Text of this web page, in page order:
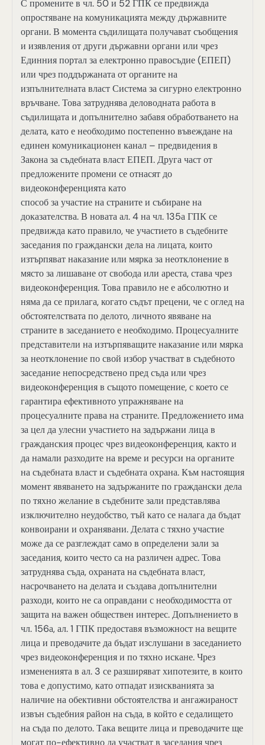
С промените в чл. 50 и 52 ГПК се предвижда
опростяване на комуникацията между държавните
органи. В момента съдилищата получават съобщения
и изявления от други държавни органи или чрез
Единния портал за електронно правосъдие (ЕПЕП)
или чрез поддържаната от органите на
изпълнителната власт Система за сигурно електронно
връчване. Това затруднява деловодната работа в
съдилищата и допълнително забавя обработването на
делата, като е необходимо постепенно въвеждане на
единен комуникационен канал – предвидения в
Закона за съдебната власт ЕПЕП. Друга част от
предложените промени се отнасят до
видеоконференцията като
способ за участие на страните и събиране на
доказателства. В новата ал. 4 на чл. 135а ГПК се
предвижда като правило, че участието в съдебните
заседания по граждански дела на лицата, които
изтърпяват наказание или мярка за неотклонение в
място за лишаване от свобода или ареста, става чрез
видеоконференция. Това правило не е абсолютно и
няма да се прилага, когато съдът прецени, че с оглед на
обстоятелствата по делото, личното явяване на
страните в заседанието е необходимо. Процесуалните
представители на изтърпяващите наказание или мярка
за неотклонение по свой избор участват в съдебното
заседание непосредствено пред съда или чрез
видеоконференция в същото помещение, с което се
гарантира ефективното упражняване на
процесуалните права на страните. Предложението има
за цел да улесни участието на задържани лица в
гражданския процес чрез видеоконференция, както и
да намали разходите на време и ресурси на органите
на съдебната власт и съдебната охрана. Към настоящия
момент явяването на задържаните по граждански дела
по тяхно желание в съдебните зали представлява
изключително неудобство, тъй като се налага да бъдат
конвоирани и охранявани. Делата с тяхно участие
може да се разглеждат само в определени зали за
заседания, които често са на различен адрес. Това
затруднява съда, охраната на съдебната власт,
насрочването на делата и създава допълнителни
разходи, които не са оправдани с необходимостта от
защита на важен обществен интерес. Допълнението в
чл. 156а, ал. 1 ГПК предоставя възможност на вещите
лица и преводачите да бъдат изслушани в заседанието
чрез видеоконференция и по тяхно искане. Чрез
измененията в ал. 3 се разширяват хипотезите, в които
това е допустимо, като отпадат изискванията за
наличие на обективни обстоятелства и ангажираност
извън съдебния район на съда, в който е седалището
на съда по делото. Така вещите лица и преводачите ще